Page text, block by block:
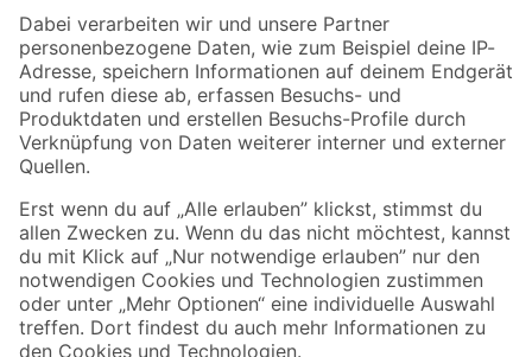
Zahlungsarten Versandarten
Sicher einkaufen
Jetzt die toom-App herunterladen